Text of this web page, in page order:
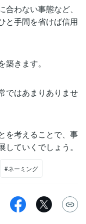
わない事態など、
と手間を省けば信用
きます。
ではあまりありませ
を考えることで、事
ていくでしょう。
#ネーミング